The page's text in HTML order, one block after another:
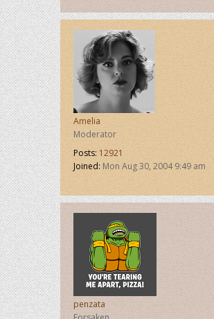
Amelia
Moderator
Posts: 12921
Joined:Mon Aug 30, 2004 9:49 am
penzata